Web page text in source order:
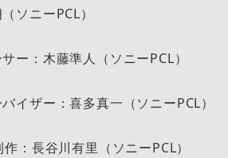
ソニーPCL）
ー：木藤準人（ソニーPCL）
イザー：喜多真一（ソニーPCL）
：長谷川有里（ソニーPCL）